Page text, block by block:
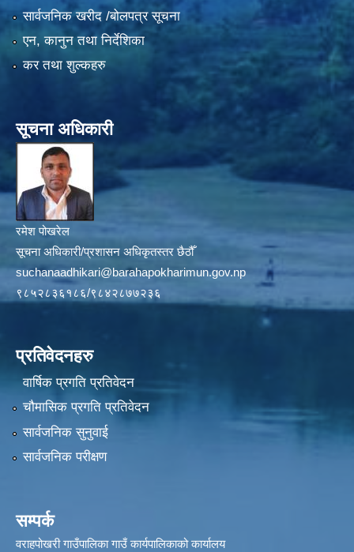
सार्वजनिक खरीद /बोलपत्र सूचना
एन, कानुन तथा निर्देशिका
कर तथा शुल्कहरु
सूचना अधिकारी
रमेश पोखरेल
सूचना अधिकारी/प्रशासन अधिकृतस्तर छैठौँ
suchanaadhikari@barahapokharimun.gov.np
९८५२८३६१८६/९८४२८७७२३६
प्रतिवेदनहरु
वार्षिक प्रगति प्रतिवेदन
चौमासिक प्रगति प्रतिवेदन
सार्वजनिक सुनुवाई
सार्वजनिक परीक्षण
सम्पर्क
वराहपोखरी गाउँपालिका गाउँ कार्यपालिकाको कार्यालय